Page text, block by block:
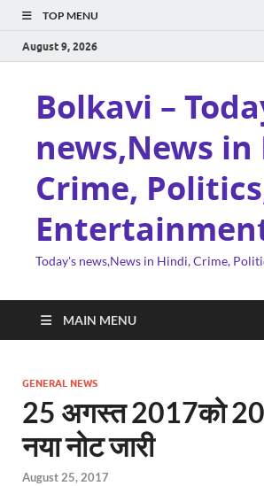
TOP MENU
August 9, 2026
Bolkavi –
news,News
Crime,
Today's news,News in Hindi, Crime,
MAIN MENU
GENERAL NEWS
25 अगस्त 2017को
नया नोट जारी
August 25, 2017